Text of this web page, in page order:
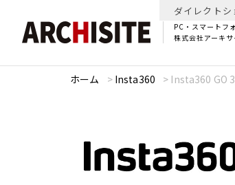
PC・スマートフ
株式会社アーキサ
ダイレクトシ
ホーム > Insta360 > Insta360 GO